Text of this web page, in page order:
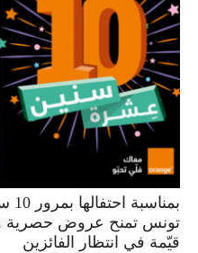
تونس تمنح عروض حصرية
قيّمة في انتظار الفائزين